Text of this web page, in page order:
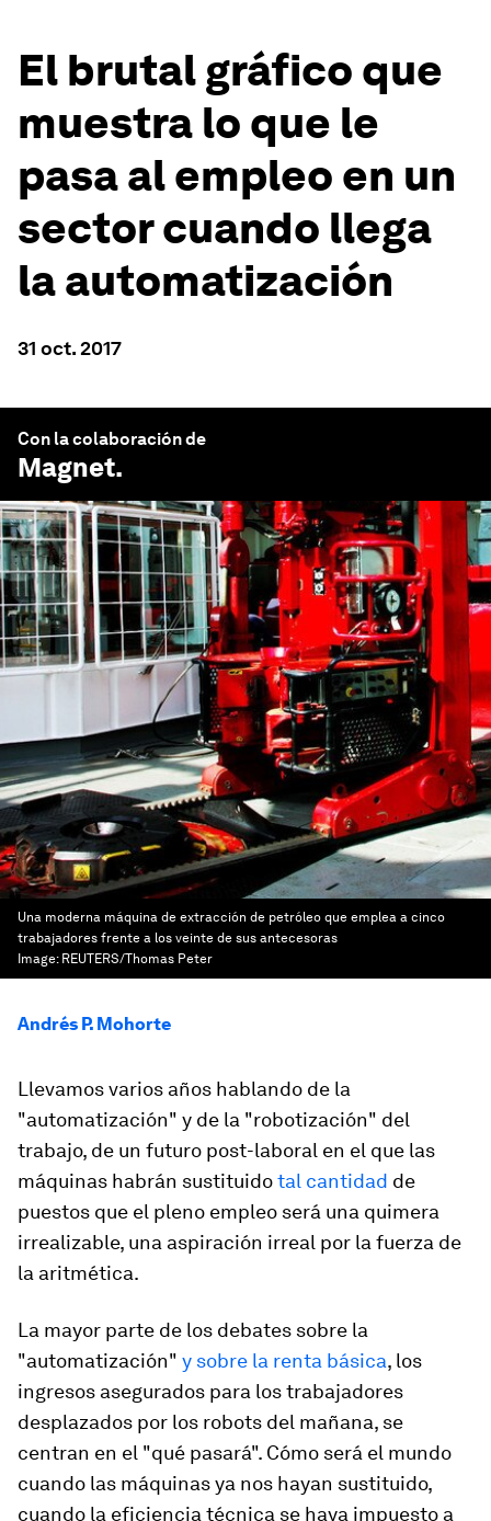
El brutal gráfico que
muestra lo que le
pasa al empleo en un
sector cuando llega
la automatización
31 oct. 2017
Con la colaboración de
Magnet.
Una moderna máquina de extracción de petróleo que emplea a cinco
trabajadores frente a los veinte de sus antecesoras
Image: REUTERS/Thomas Peter
Andrés P. Mohorte
Llevamos varios años hablando de la
"automatización" y de la "robotización" del
trabajo, de un futuro post-laboral en el que las
máquinas habrán sustituidotal cantidad de
puestos que el pleno empleo será una quimera
irrealizable, una aspiración irreal por la fuerza de
la aritmética.
La mayor parte de los debates sobre la
"automatización" y sobre la renta básica, los
ingresos asegurados para los trabajadores
desplazados por los robots del mañana, se
centran en el "qué pasará". Cómo será el mundo
cuando las máquinas ya nos hayan sustituido,
cuando la eficiencia técnica se haya impuesto a